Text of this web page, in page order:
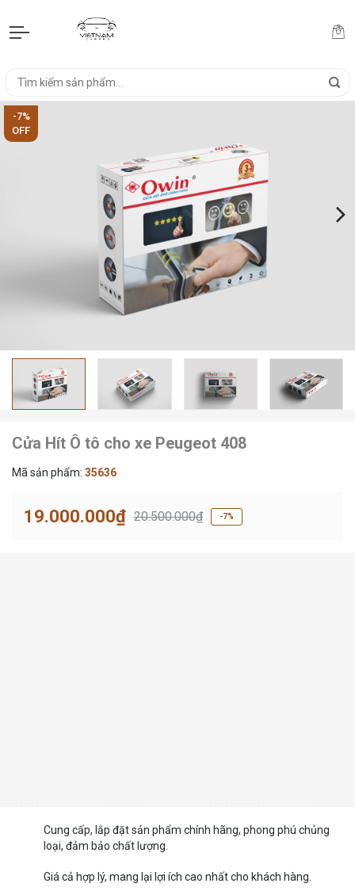
-7%
OFF
Cửa Hít Ô tô cho xe Peugeot 408
Mã sản phẩm: 35636
19.000.000₫ 20.500.000₫ -7%
Cung cấp, lắp đặt sản phẩm chính hãng, phong phú chủng
loại, đảm bảo chất lượng.
Giá cả hợp lý, mang lại lợi ích cao nhất cho khách hàng.